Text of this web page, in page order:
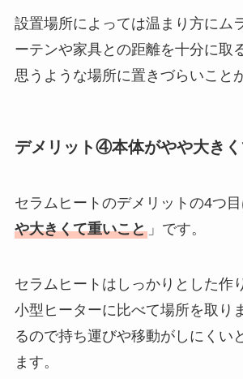
設置場所によっては温まり方にム
ーテンや家具との距離を十分に取
思うような場所に置きづらいこと
デメリット④本体がやや大き
セラムヒートのデメリットの4つ目
や大きくて重いこと」です。
セラムヒートはしっかりとした作
小型ヒーターに比べて場所を取り
るので持ち運びや移動がしにくい
ます。